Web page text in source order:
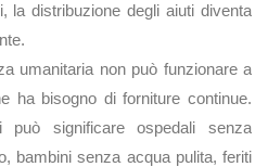
la distribuzione degli aiuti diventa
umanitaria non può funzionare a
ha bisogno di forniture continue.
significare ospedali senza
bambini senza acqua pulita, feriti